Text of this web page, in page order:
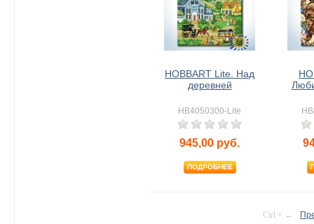
HOBBART Lite. Над
деревней
HB4050300-Lite
945,00 руб.
ПОДРОБНЕЕ
Ctrl + ←